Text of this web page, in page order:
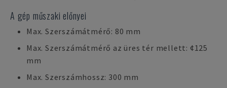
A gép műszaki előnyei
Max. Szerszámátmérő: 80 mm
Max. Szerszámátmérő az üres tér mellett: ¢125
mm
Max. Szerszámhossz: 300 mm